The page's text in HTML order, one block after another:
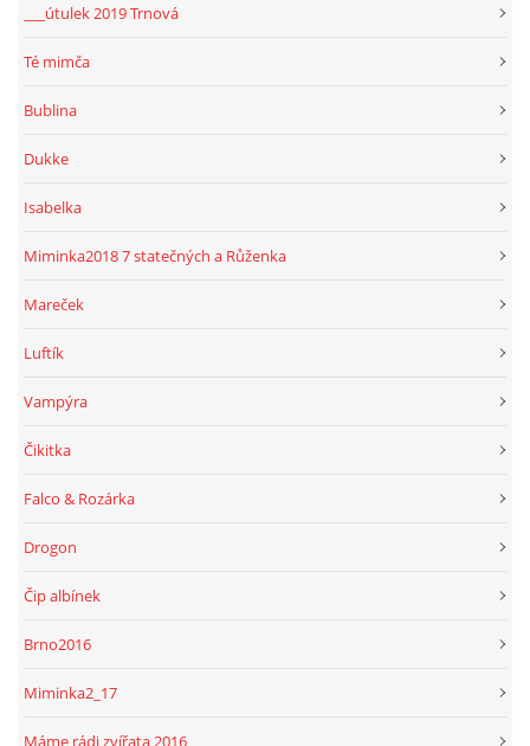
___útulek 2019 Trnová
Té mimča
Bublina
Dukke
Isabelka
Miminka2018 7 statečných a Růženka
Mareček
Luftík
Vampýra
Čikitka
Falco & Rozárka
Drogon
Čip albínek
Brno2016
Miminka2_17
Máme rádi zvířata 2016